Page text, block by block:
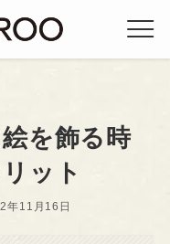
を飾る時
ット
年11月16日